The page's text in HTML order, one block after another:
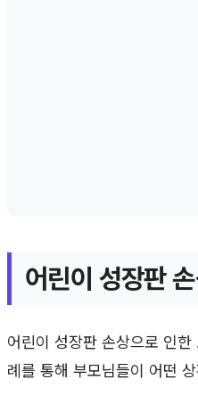
어린이 성장판
어린이 성장판 손상으로 인
례를 통해 부모님들이 어떤